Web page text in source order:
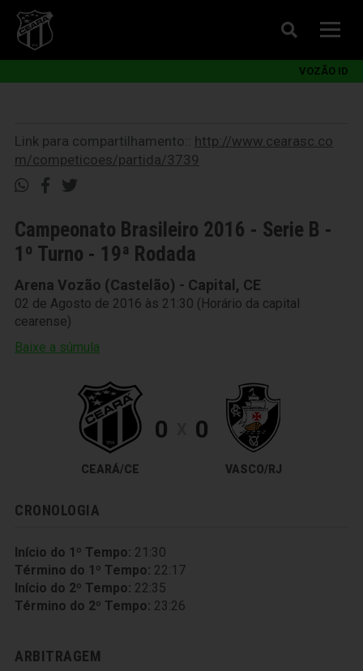
VOZÃO ID
Link para compartilhamento:: http://www.cearasc.co
m/competicoes/partida/3739
Campeonato Brasileiro 2016 - Serie B -
1º Turno - 19ª Rodada
Arena Vozão (Castelão) - Capital, CE
02 de Agosto de 2016 às 21:30 (Horário da capital
cearense)
Baixe a súmula
CEARÁ/CE
0 0
VASCO/RJ
CRONOLOGIA
Início do 1º Tempo: 21:30
Término do 1º Tempo: 22:17
Início do 2º Tempo: 22:35
Término do 2º Tempo: 23:26
ARBITRAGEM